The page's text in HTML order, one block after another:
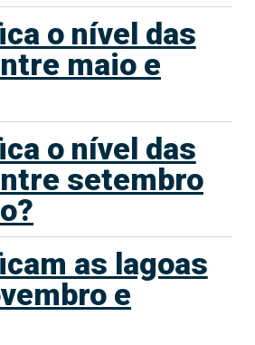
o nível das
maio e
o nível das
setembro
as lagoas
e